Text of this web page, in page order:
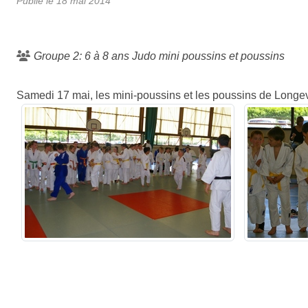
Groupe 2: 6 à 8 ans Judo mini poussins et poussins
Samedi 17 mai, les mini-poussins et les poussins de